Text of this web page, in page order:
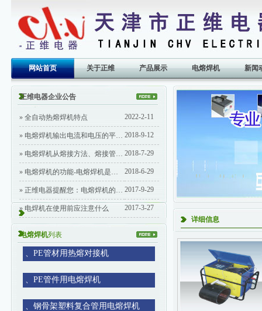
网站首页 关于正维 产品展示 电熔焊机 新闻
正维电器企业公告
» 全自动热熔焊机特点 2022-2-11
» 电熔焊机输出电流和电压的平均值与有效值 2018-9-12
» 电熔焊机从熔接方法、熔接管材、电熔焊机的电路形式分类 2018-7-29
» 电熔焊机的功能-电熔焊机是塑料管道熔接的重要施工设备 2018-6-29
» 正维电器提醒您：电熔焊机的选择要考虑运输方便性、操作方便性、技术指标及功能、性价比、绿色环保 2017-9-29
» 电焊机在使用前应注意什么 2017-3-27
电熔焊机列表
、 PE管材用热熔对接机
、 PE管件用电熔焊机
、 钢骨架塑料复合管用电熔焊机
详细信息